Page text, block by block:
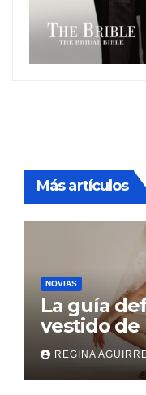
Más artículos
NOVIAS
La guía
vestido de
REGINA